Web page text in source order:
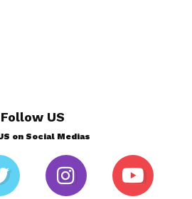
Follow US
on Social Medias